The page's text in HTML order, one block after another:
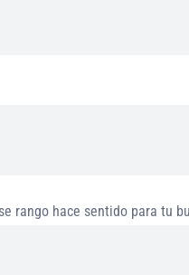
rango hace sentido para tu